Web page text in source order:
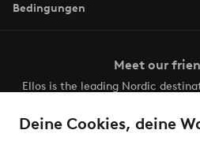
Deine Cookies, deine
Bedingungen
Meet our
Ellos is the leading Nordic
the latest trends, curated to
effortless. It’s